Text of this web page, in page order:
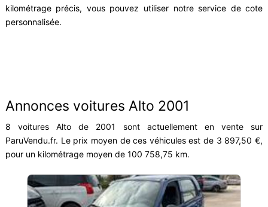
kilométrage précis, vous pouvez utiliser notre service de cote
personnalisée.
Annonces voitures Alto 2001
8 voitures Alto de 2001 sont actuellement en vente sur
ParuVendu.fr. Le prix moyen de ces véhicules est de 3 897,50 €,
pour un kilométrage moyen de 100 758,75 km.